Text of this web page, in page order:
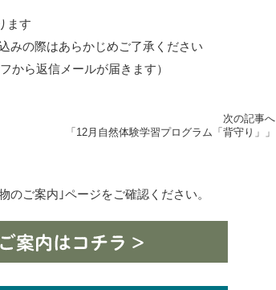
ます
みの際はあらかじめご了承ください
から返信メールが届きます）
次の記事へ
「12月自然体験学習プログラム「背守り」」
のご案内｣ページをご確認ください。